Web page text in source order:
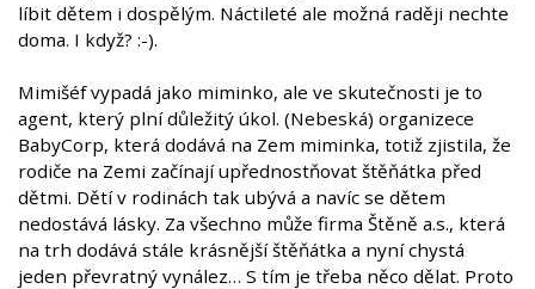
líbit dětem i dospělým. Náctileté ale možná raději nechte
doma. I když? :-).
Mimišéf vypadá jako miminko, ale ve skutečnosti je to
agent, který plní důležitý úkol. (Nebeská) organizece
BabyCorp, která dodává na Zem miminka, totiž zjistila, že
rodiče na Zemi začínají upřednostňovat štěňátka před
dětmi. Dětí v rodinách tak ubývá a navíc se dětem
nedostává lásky. Za všechno může firma Štěně a.s., která
na trh dodává stále krásnější štěňátka a nyní chystá
jeden převratný vynález… S tím je třeba něco dělat. Proto